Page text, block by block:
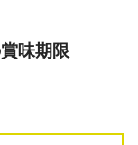
味期限